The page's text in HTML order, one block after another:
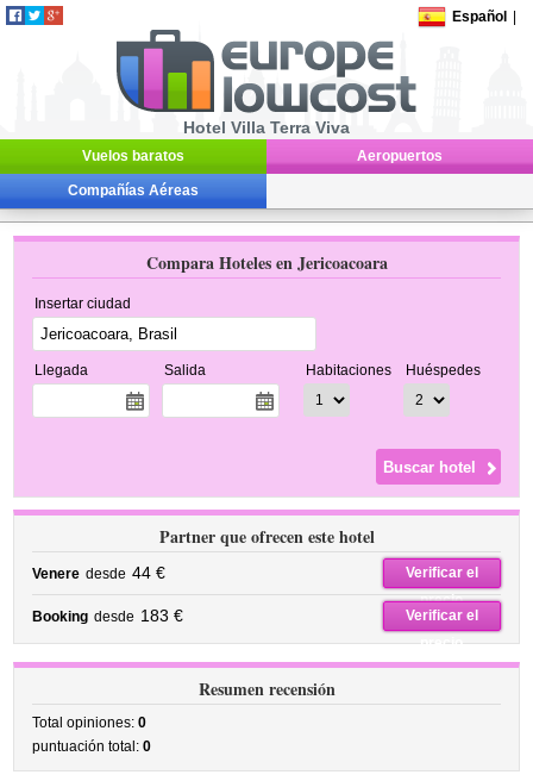
Español
Hotel Villa Terra Viva
Vuelos baratos Aeropuertos
Compañías Aéreas
Compara Hoteles en Jericoacoara
Insertar ciudad
Llegada Salida Habitaciones Huéspedes
Partner que ofrecen este hotel
Venere desde 44 €
Verificar el
precio
Booking desde 183 €
Verificar el
precio
Resumen recensión
Total opiniones:0
puntuación total:0